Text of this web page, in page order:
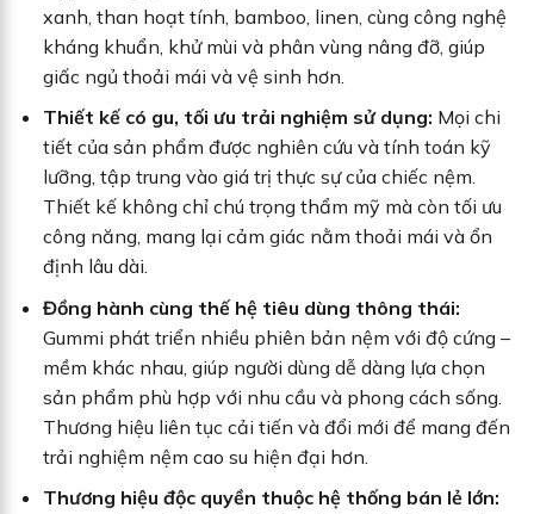
xanh, than hoạt tính, bamboo, linen, cùng công nghệ
kháng khuẩn, khử mùi và phân vùng nâng đỡ, giúp
giấc ngủ thoải mái và vệ sinh hơn.
Thiết kế có gu, tối ưu trải nghiệm sử dụng: Mọi chi
tiết của sản phẩm được nghiên cứu và tính toán kỹ
lưỡng, tập trung vào giá trị thực sự của chiếc nệm.
Thiết kế không chỉ chú trọng thẩm mỹ mà còn tối ưu
công năng, mang lại cảm giác nằm thoải mái và ổn
định lâu dài.
Đồng hành cùng thế hệ tiêu dùng thông thái:
Gummi phát triển nhiều phiên bản nệm với độ cứng –
mềm khác nhau, giúp người dùng dễ dàng lựa chọn
sản phẩm phù hợp với nhu cầu và phong cách sống.
Thương hiệu liên tục cải tiến và đổi mới để mang đến
trải nghiệm nệm cao su hiện đại hơn.
Thương hiệu độc quyền thuộc hệ thống bán lẻ lớn: